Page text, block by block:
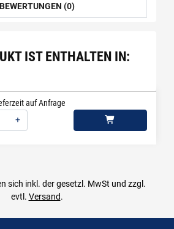
BEWERTUNGEN (0)
IST ENTHALTEN IN:
auf Anfrage
+
sich inkl. der gesetzl. MwSt und zzgl.
evtl. Versand.